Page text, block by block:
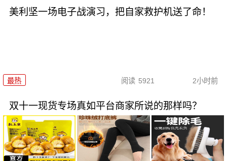
美利坚一场电子战演习，把自家救护机送了命！
最热 阅读 5921 2小时前
双十一现货专场真如平台商家所说的那样吗？